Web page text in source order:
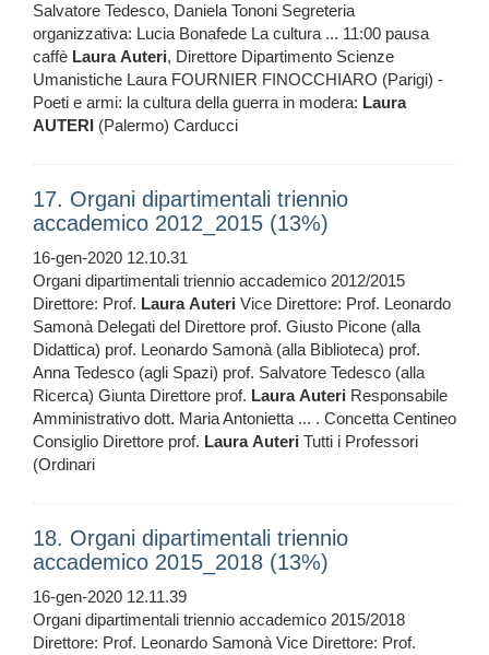
Salvatore Tedesco, Daniela Tononi Segreteria
organizzativa: Lucia Bonafede La cultura ... 11:00 pausa
caffè Laura Auteri, Direttore Dipartimento Scienze
Umanistiche Laura FOURNIER FINOCCHIARO (Parigi) -
Poeti e armi: la cultura della guerra in modera: Laura
AUTERI (Palermo) Carducci
17. Organi dipartimentali triennio
accademico 2012_2015 (13%)
16-gen-2020 12.10.31
Organi dipartimentali triennio accademico 2012/2015
Direttore: Prof. Laura Auteri Vice Direttore: Prof. Leonardo
Samonà Delegati del Direttore prof. Giusto Picone (alla
Didattica) prof. Leonardo Samonà (alla Biblioteca) prof.
Anna Tedesco (agli Spazi) prof. Salvatore Tedesco (alla
Ricerca) Giunta Direttore prof. Laura Auteri Responsabile
Amministrativo dott. Maria Antonietta ... . Concetta Centineo
Consiglio Direttore prof. Laura Auteri Tutti i Professori
(Ordinari
18. Organi dipartimentali triennio
accademico 2015_2018 (13%)
16-gen-2020 12.11.39
Organi dipartimentali triennio accademico 2015/2018
Direttore: Prof. Leonardo Samonà Vice Direttore: Prof.